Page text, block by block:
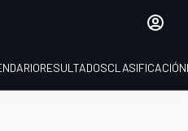
RESULTADOSCLASIFICACIÓN